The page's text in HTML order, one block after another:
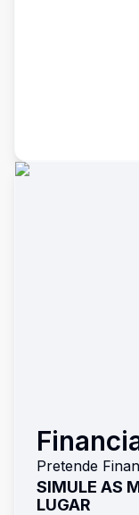
Pretende
SIMULE AS
LUGAR